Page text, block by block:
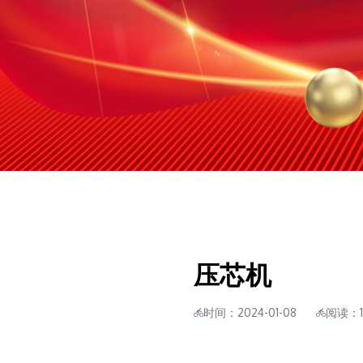
压芯机
时间：2024-01-08 阅读：